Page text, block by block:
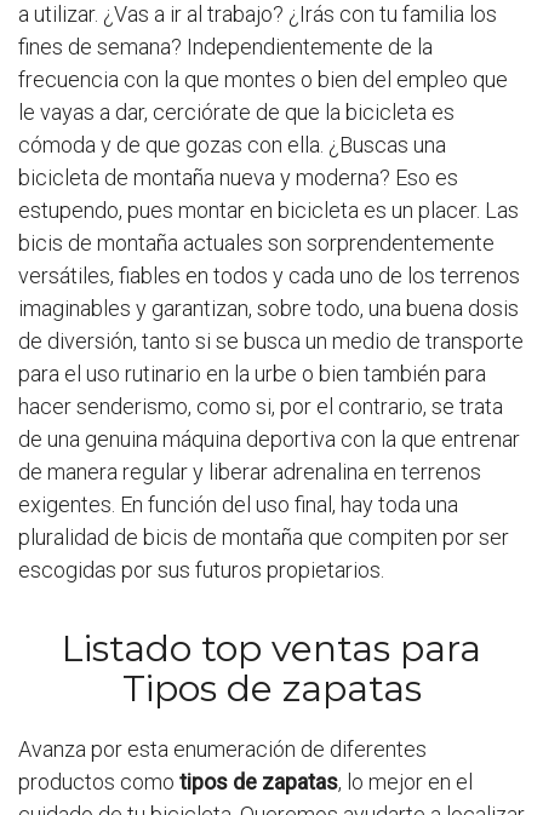
a utilizar. ¿Vas a ir al trabajo? ¿Irás con tu familia los
fines de semana? Independientemente de la
frecuencia con la que montes o bien del empleo que
le vayas a dar, cerciórate de que la bicicleta es
cómoda y de que gozas con ella. ¿Buscas una
bicicleta de montaña nueva y moderna? Eso es
estupendo, pues montar en bicicleta es un placer. Las
bicis de montaña actuales son sorprendentemente
versátiles, fiables en todos y cada uno de los terrenos
imaginables y garantizan, sobre todo, una buena dosis
de diversión, tanto si se busca un medio de transporte
para el uso rutinario en la urbe o bien también para
hacer senderismo, como si, por el contrario, se trata
de una genuina máquina deportiva con la que entrenar
de manera regular y liberar adrenalina en terrenos
exigentes. En función del uso final, hay toda una
pluralidad de bicis de montaña que compiten por ser
escogidas por sus futuros propietarios.
Listado top ventas para
Tipos de zapatas
Avanza por esta enumeración de diferentes
productos como tipos de zapatas, lo mejor en el